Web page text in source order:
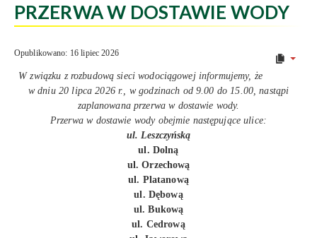
PRZERWA W DOSTAWIE WODY
Opublikowano: 16 lipiec 2026
W związku z rozbudową sieci wodociągowej informujemy, że
w dniu 20 lipca 2026 r., w godzinach od 9.00 do 15.00, nastąpi
zaplanowana przerwa w dostawie wody.
Przerwa w dostawie wody obejmie następujące ulice:
ul. Leszczyńską
ul. Dolną
ul. Orzechową
ul. Platanową
ul. Dębową
ul. Bukową
ul. Cedrową